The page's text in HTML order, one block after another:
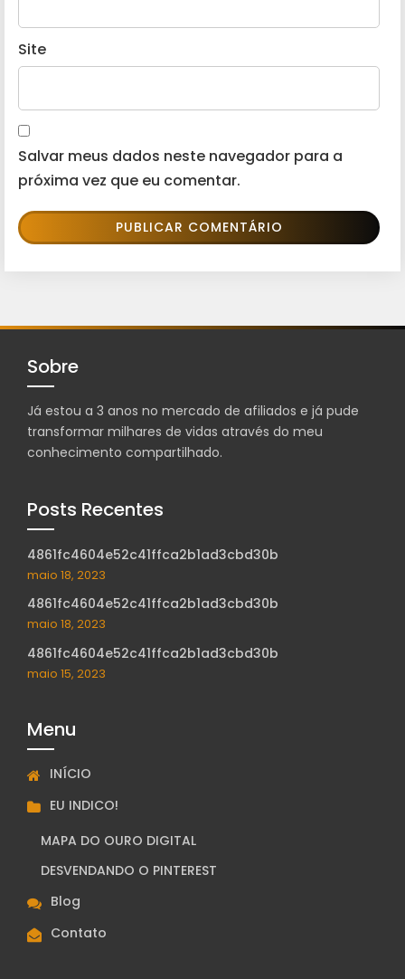
Site
Salvar meus dados neste navegador para a
próxima vez que eu comentar.
Sobre
Já estou a 3 anos no mercado de afiliados e já pude
transformar milhares de vidas através do meu
conhecimento compartilhado.
Posts Recentes
4861fc4604e52c41ffca2b1ad3cbd30b
maio 18, 2023
4861fc4604e52c41ffca2b1ad3cbd30b
maio 18, 2023
4861fc4604e52c41ffca2b1ad3cbd30b
maio 15, 2023
Menu
INÍCIO
EU INDICO!
MAPA DO OURO DIGITAL
DESVENDANDO O PINTEREST
Blog
Contato